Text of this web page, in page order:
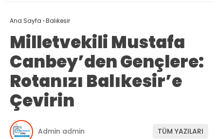
Ana Sayfa ›Balıkesir
Milletvekili Mustafa
Canbey’den Gençlere:
Rotanızı Balıkesir’e
Çevirin
Admin admin TÜM YAZILARI